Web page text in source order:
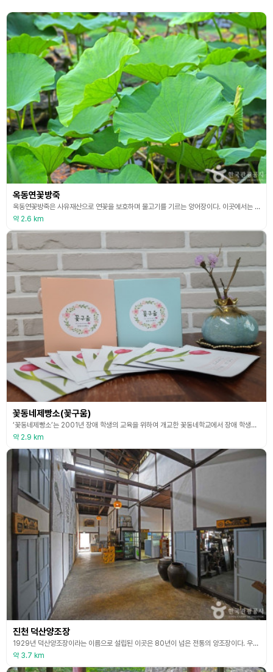
옥동연꽃방죽
옥동연꽃방죽은 사유재산으로 연꽃을 보호하며 물고기를 기르는 양어장이다. 이곳에서는 매년 꽃피는 7월 말~8월경이면 진천군 덕산면 옥동방죽 3만여㎡에 연한 분홍색의 홍련부터 순백색의 백련까지 연꽃향연을 감상할 수 있다. 진흙 속에서 자라면서도 청결하고 고귀한 식물로 연못에서 자라고 논밭에서 재배하기도 한다. 연꽃은 ‘순결’, ‘청정’ 등의 꽃말을 지니고 있으며, 연꽃과 연잎, 연뿌리 등은 한의학에서 볼 때 많은 효능을 가진 다년생 식물이다.
약 2.6 km
꽃동네제빵소(꽃구움)
‘꽃동네제빵소’는 2001년 장애 학생의 교육을 위하여 개교한 꽃동네학교에서 장애 학생들의 직업 훈련과 자립을 위하여 세워진 꽃동네학교 학교기업(2012 개관: 제과제빵분야)과 연계한 지역주민사업체로 음성군 관광기념품 사업을 신청하여 2021년 음성군 관광두레 주민사업체로 선정되었다. ‘꽃동네제빵소’는 HACCP 시설을 갖추어 60여 종의 제과제빵 제품을 생산하며 꽃동네학교 교사, 재학생, 졸업생, 꽃동네학교 학교기업에 취업하여 근무 중인 근로자(꽃동네
약 2.9 km
진천 덕산양조장
1929년 덕산양조장이라는 이름으로 설립된 이곳은 80년이 넘은 전통의 양조장이다. 우리나라에서 가장 오래된 양조장 중 하나이며 진천 덕산 막걸리를 양조하는 곳이기도 하다. 양조장 입구를 들어서면 고객 대기실이 있으며 이곳에는 8, 90년대 물품들이 장식되어 있어 예전 문화를 체험할 수 있다. 또한 이곳에서 생산되는 막걸리와 다양한 제례주들도 시음해 볼 수 있다. 양조장 건물이 국가등록문화재로 지정되었고, 전통 막걸리에서 세계시장을 겨냥한 곡물 와인까지
약 3.7 km